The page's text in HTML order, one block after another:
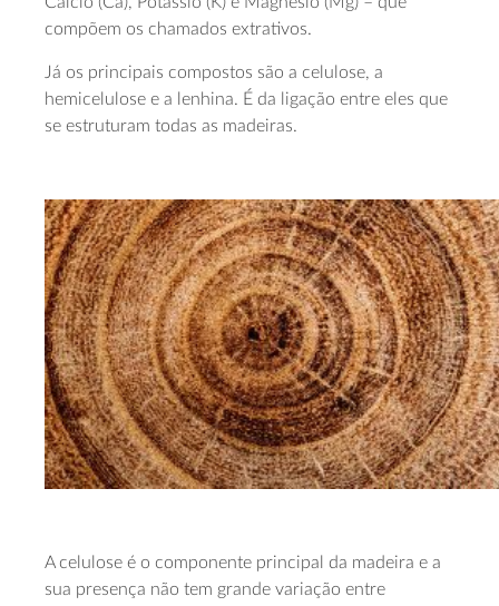
compõem os chamados extrativos.
Já os principais compostos são a celulose, a
hemicelulose e a lenhina. É da ligação entre eles que
se estruturam todas as madeiras.
A celulose é o componente principal da madeira e a
sua presença não tem grande variação entre